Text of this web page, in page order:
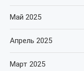
Май 2025
Апрель 2025
Март 2025